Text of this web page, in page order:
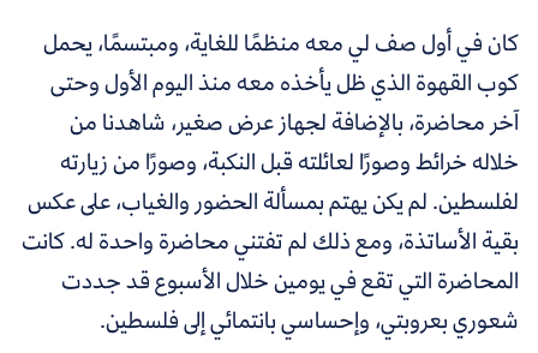
كان في أول صف لي معه منظمًا للغاية، ومبتسمًا، يحمل
كوب القهوة الذي ظل يأخذه معه منذ اليوم الأول وحتى
آخر محاضرة، بالإضافة لجهاز عرض صغير، شاهدنا من
خلاله خرائط وصورًا لعائلته قبل النكبة، وصورًا من زيارته
لفلسطين. لم يكن يهتم بمسألة الحضور والغياب، على عكس
بقية الأساتذة، ومع ذلك لم تفتني محاضرة واحدة له. كانت
المحاضرة التي تقع في يومين خلال الأسبوع قد جددت
شعوري بعروبتي، وإحساسي بانتمائي إلى فلسطين.